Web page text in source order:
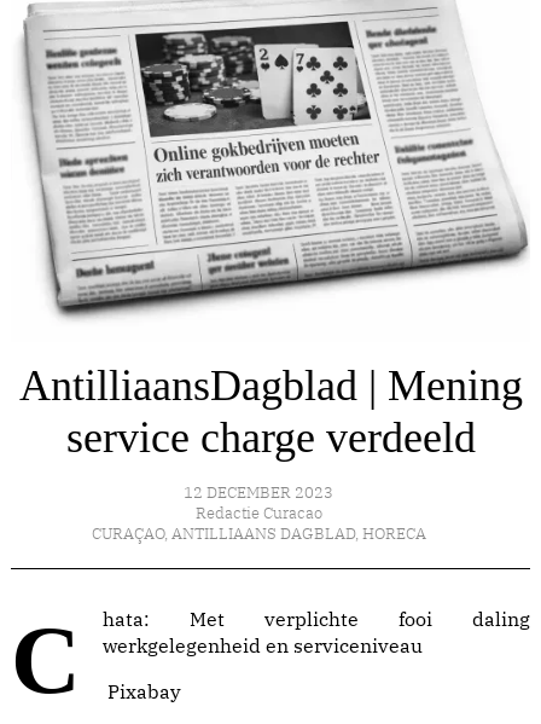
AntilliaansDagblad | Mening
service charge verdeeld
12 DECEMBER 2023
Redactie Curacao
CURAÇAO, ANTILLIAANS DAGBLAD, HORECA
Chata: Met verplichte fooi daling
werkgelegenheid en serviceniveau
Pixabay